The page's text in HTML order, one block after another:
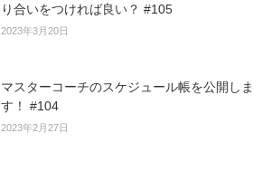
り合いをつければ良い？ #105
2023年3月20日
マスターコーチのスケジュール帳を公開しま
す！ #104
2023年2月27日